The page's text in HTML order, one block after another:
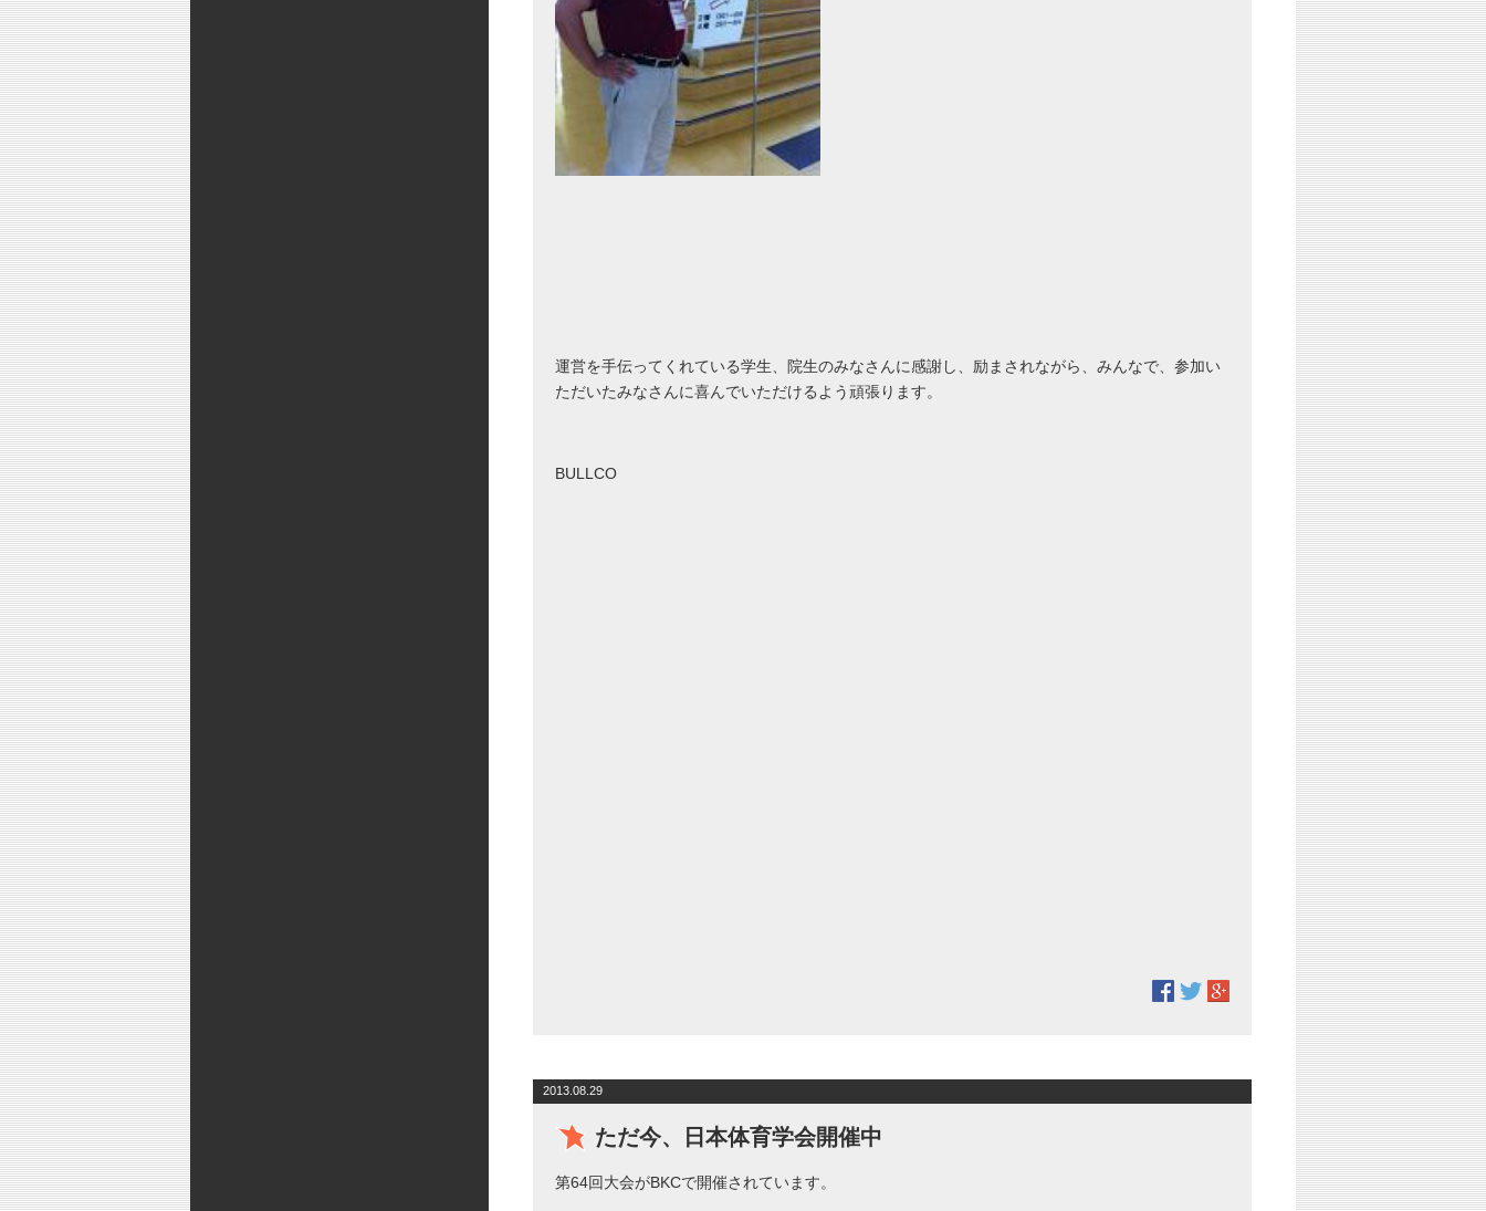
運営を手伝ってくれている学生、院生のみなさんに感謝し、励まされながら、みんなで、参加い
ただいたみなさんに喜んでいただけるよう頑張ります。
BULLCO
2013.08.29
ただ今、日本体育学会開催中
第64回大会がBKCで開催されています。